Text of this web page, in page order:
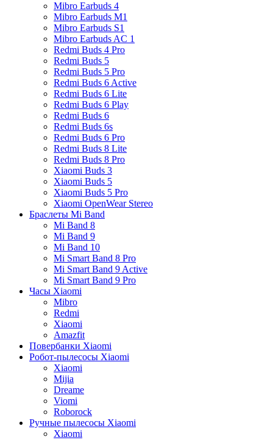
Mibro Earbuds 4
Mibro Earbuds M1
Mibro Earbuds S1
Mibro Earbuds AC 1
Redmi Buds 4 Pro
Redmi Buds 5
Redmi Buds 5 Pro
Redmi Buds 6 Active
Redmi Buds 6 Lite
Redmi Buds 6 Play
Redmi Buds 6
Redmi Buds 6s
Redmi Buds 6 Pro
Redmi Buds 8 Lite
Redmi Buds 8 Pro
Xiaomi Buds 3
Xiaomi Buds 5
Xiaomi Buds 5 Pro
Xiaomi OpenWear Stereo
Браслеты Mi Band
Mi Band 8
Mi Band 9
Mi Band 10
Mi Smart Band 8 Pro
Mi Smart Band 9 Active
Mi Smart Band 9 Pro
Часы Xiaomi
Mibro
Redmi
Xiaomi
Amazfit
Повербанки Xiaomi
Робот-пылесосы Xiaomi
Xiaomi
Mijia
Dreame
Viomi
Roborock
Ручные пылесосы Xiaomi
Xiaomi